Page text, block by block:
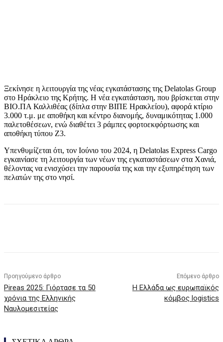
Ξεκίνησε η λειτουργία της νέας εγκατάστασης της Delatolas Group
στο Ηράκλειο της Κρήτης. Η νέα εγκατάσταση, που βρίσκεται στην
ΒΙΟ.ΠΑ Καλλιθέας (δίπλα στην ΒΙΠΕ Ηρακλείου), αφορά κτίριο
3.000 τ.μ. με αποθήκη και κέντρο διανομής, δυναμικότητας 1.000
παλετοθέσεων, ενώ διαθέτει 3 ράμπες φορτοεκφόρτωσης και
αποθήκη τύπου Ζ3.
Υπενθυμίζεται ότι, τον Ιούνιο του 2024, η Delatolas Express Cargo
εγκαινίασε τη λειτουργία των νέων της εγκαταστάσεων στα Χανιά,
θέλοντας να ενισχύσει την παρουσία της και την εξυπηρέτηση των
πελατών της στο νησί.
Προηγούμενο άρθρο
Pireas 2025: Γιόρτασε τα 50
χρόνια της Ελληνικής
Ναυλομεσιτείας
Επόμενο άρθρο
Η Ελλάδα ως ευρωπαϊκός
κόμβος logistics